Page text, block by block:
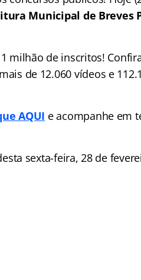
Municipal de Breves
milhão de inscritos!
de 12.060 vídeos e
AQUI e acompanhe em
sexta-feira, 28 de